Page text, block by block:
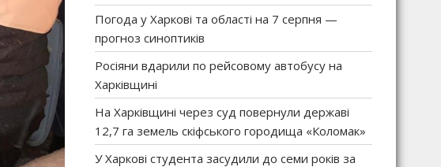
Погода у Харкові та області на 7 серпня —
прогноз синоптиків
Росіяни вдарили по рейсовому автобусу на
Харківщині
На Харківщині через суд повернули державі
12,7 га земель скіфського городища «Коломак»
У Харкові студента засудили до семи років за